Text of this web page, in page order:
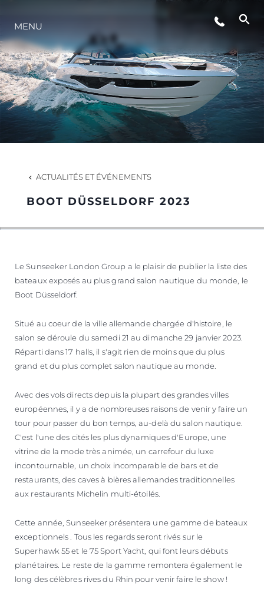
STYLE DE VIE
L'INNOVATION
NOTRE ÉQUIPE
ESTIMEZ VOTRE BATEAU
MENU
ACTUALITÉS ET ÉVÉNEMENTS
BOOT DÜSSELDORF 2023
Le Sunseeker London Group a le plaisir de publier la liste des
bateaux exposés au plus grand salon nautique du monde, le
Boot Düsseldorf.
Situé au coeur de la ville allemande chargée d'histoire, le
salon se déroule du samedi 21 au dimanche 29 janvier 2023.
Réparti dans 17 halls, il s'agit rien de moins que du plus
grand et du plus complet salon nautique au monde.
Avec des vols directs depuis la plupart des grandes villes
européennes, il y a de nombreuses raisons de venir y faire un
tour pour passer du bon temps, au-delà du salon nautique.
C'est l'une des cités les plus dynamiques d'Europe, une
vitrine de la mode très animée, un carrefour du luxe
incontournable, un choix incomparable de bars et de
restaurants, des caves à bières allemandes traditionnelles
aux restaurants Michelin multi-étoilés.
Cette année, Sunseeker présentera une gamme de bateaux
exceptionnels . Tous les regards seront rivés sur le
Superhawk 55 et le 75 Sport Yacht, qui font leurs débuts
planétaires. Le reste de la gamme remontera également le
long des célèbres rives du Rhin pour venir faire le show !